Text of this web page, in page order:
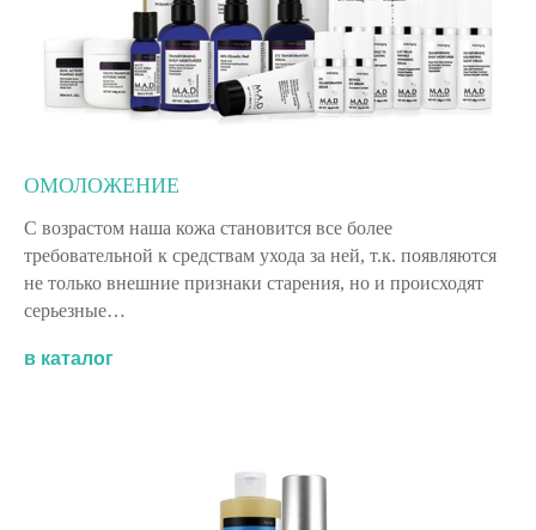
ОМОЛОЖЕНИЕ
С возрастом наша кожа становится все более
требовательной к средствам ухода за ней, т.к. появляются
не только внешние признаки старения, но и происходят
серьезные…
в каталог